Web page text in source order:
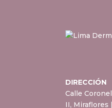
DIRECCIÓN
Calle
II, Miraflores